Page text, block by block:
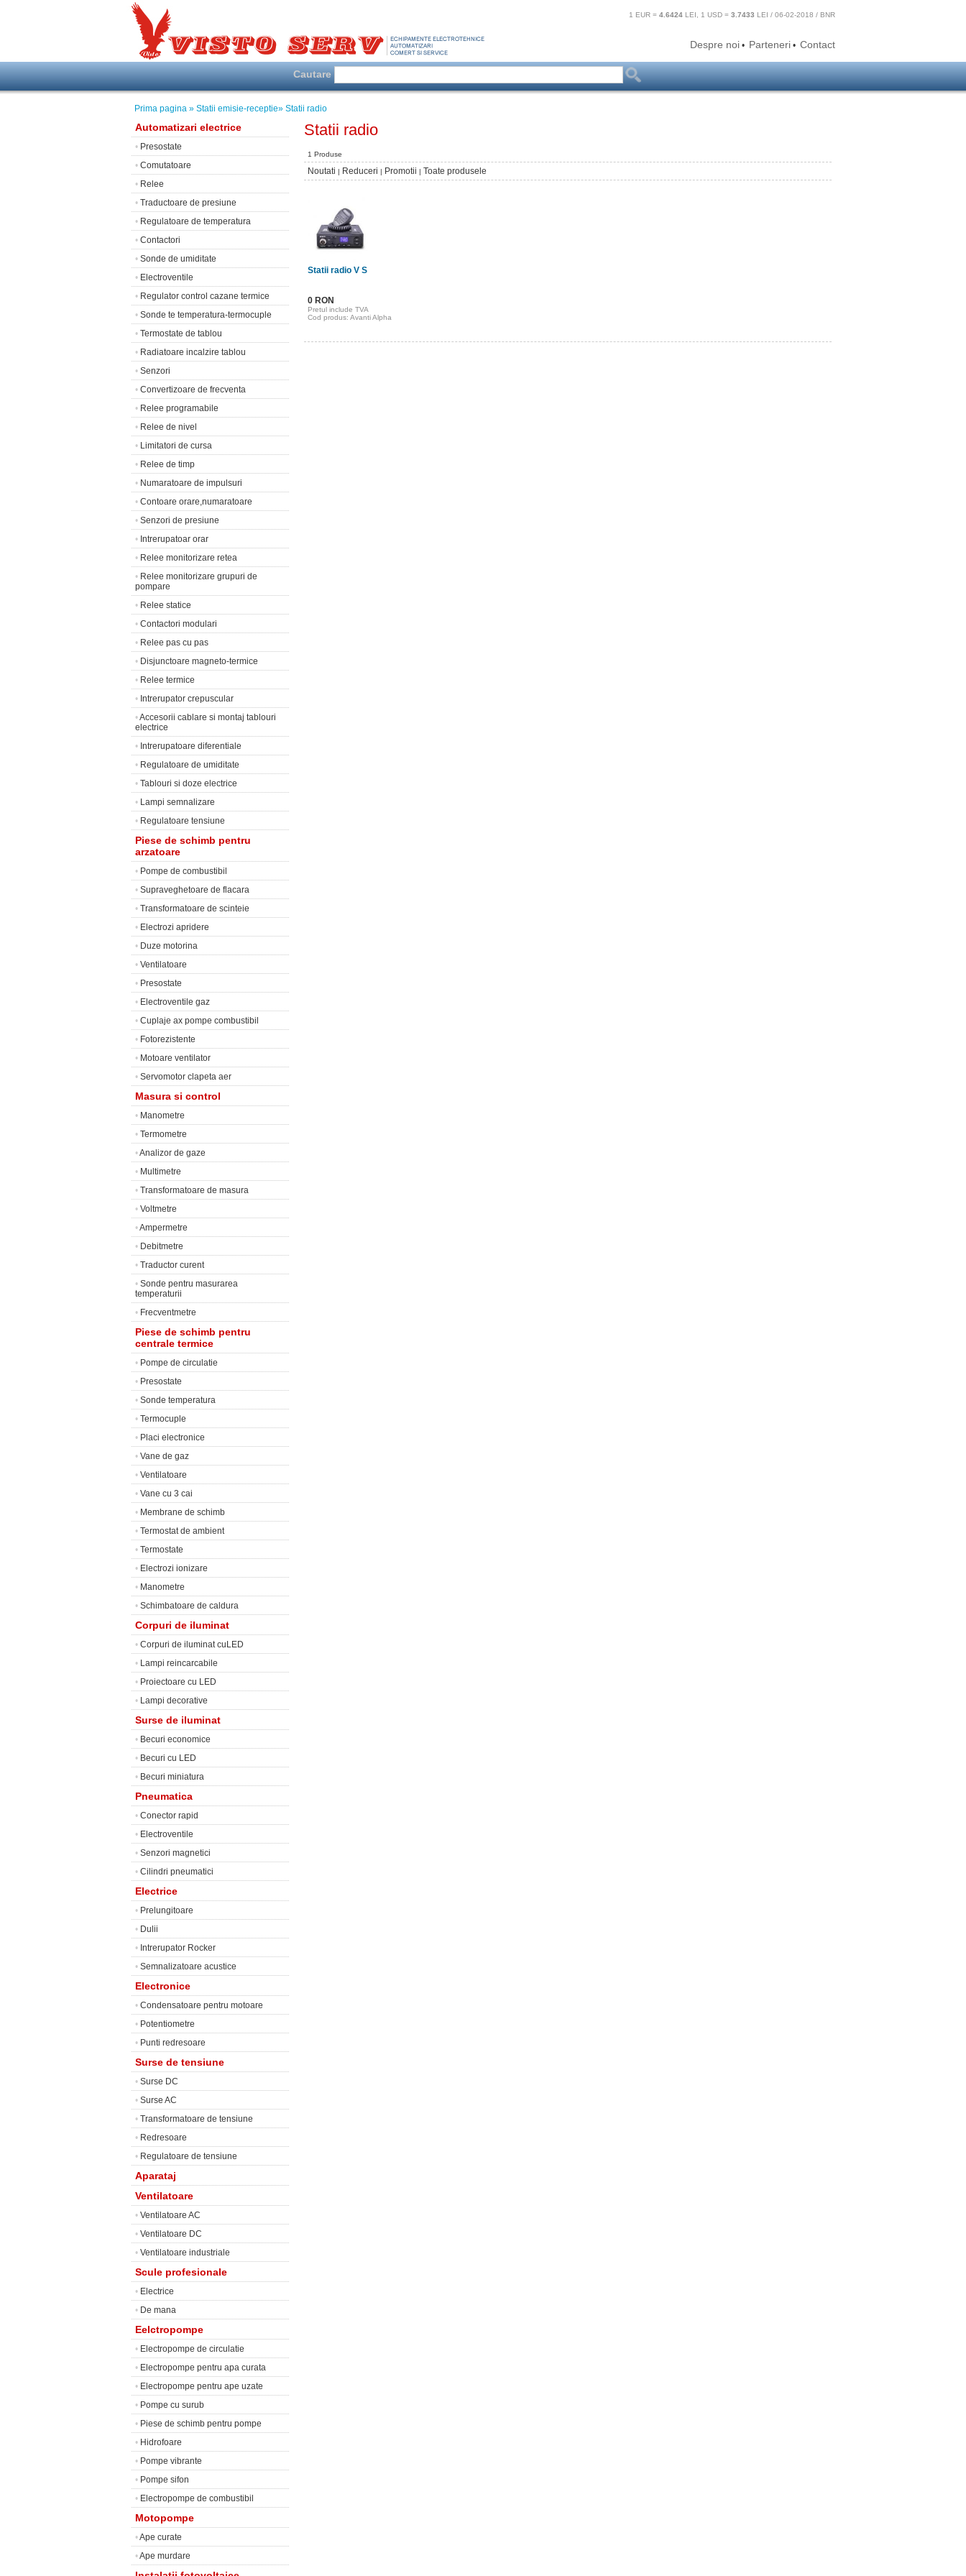
1 EUR = 4.6424 LEI, 1 USD = 3.7433 LEI / 06-02-2018 / BNR
Despre noi • Parteneri • Contact
Cautare
Prima pagina » Statii emisie-receptie» Statii radio
Automatizari electrice
• Presostate
• Comutatoare
• Relee
• Traductoare de presiune
• Regulatoare de temperatura
• Contactori
• Sonde de umiditate
• Electroventile
• Regulator control cazane termice
• Sonde te temperatura-termocuple
• Termostate de tablou
• Radiatoare incalzire tablou
• Senzori
• Convertizoare de frecventa
• Relee programabile
• Relee de nivel
• Limitatori de cursa
• Relee de timp
• Numaratoare de impulsuri
• Contoare orare,numaratoare
• Senzori de presiune
• Intrerupatoar orar
• Relee monitorizare retea
• Relee monitorizare grupuri de
pompare
• Relee statice
• Contactori modulari
• Relee pas cu pas
• Disjunctoare magneto-termice
• Relee termice
• Intrerupator crepuscular
•Accesorii cablare si montaj tablouri
electrice
• Intrerupatoare diferentiale
• Regulatoare de umiditate
• Tablouri si doze electrice
• Lampi semnalizare
• Regulatoare tensiune
Piese de schimb pentru
arzatoare
• Pompe de combustibil
• Supraveghetoare de flacara
• Transformatoare de scinteie
• Electrozi apridere
• Duze motorina
• Ventilatoare
• Presostate
• Electroventile gaz
• Cuplaje ax pompe combustibil
• Fotorezistente
• Motoare ventilator
• Servomotor clapeta aer
Masura si control
• Manometre
• Termometre
•Analizor de gaze
• Multimetre
• Transformatoare de masura
• Voltmetre
•Ampermetre
• Debitmetre
• Traductor curent
• Sonde pentru masurarea
temperaturii
• Frecventmetre
Piese de schimb pentru
centrale termice
• Pompe de circulatie
• Presostate
• Sonde temperatura
• Termocuple
• Placi electronice
• Vane de gaz
• Ventilatoare
• Vane cu 3 cai
• Membrane de schimb
• Termostat de ambient
• Termostate
• Electrozi ionizare
• Manometre
• Schimbatoare de caldura
Corpuri de iluminat
• Corpuri de iluminat cuLED
• Lampi reincarcabile
• Proiectoare cu LED
• Lampi decorative
Surse de iluminat
• Becuri economice
• Becuri cu LED
• Becuri miniatura
Pneumatica
• Conector rapid
• Electroventile
• Senzori magnetici
• Cilindri pneumatici
Electrice
• Prelungitoare
• Dulii
• Intrerupator Rocker
• Semnalizatoare acustice
Electronice
• Condensatoare pentru motoare
• Potentiometre
• Punti redresoare
Surse de tensiune
• Surse DC
• Surse AC
• Transformatoare de tensiune
• Redresoare
• Regulatoare de tensiune
Aparataj
Ventilatoare
• Ventilatoare AC
• Ventilatoare DC
• Ventilatoare industriale
Scule profesionale
• Electrice
• De mana
Eelctropompe
• Electropompe de circulatie
• Electropompe pentru apa curata
• Electropompe pentru ape uzate
• Pompe cu surub
• Piese de schimb pentru pompe
• Hidrofoare
• Pompe vibrante
• Pompe sifon
• Electropompe de combustibil
Motopompe
•Ape curate
•Ape murdare
Statii radio
1 Produse
Noutati | Reduceri | Promotii | Toate produsele
Statii radio V S
0 RON
Pretul include TVA
Cod produs: Avanti Alpha